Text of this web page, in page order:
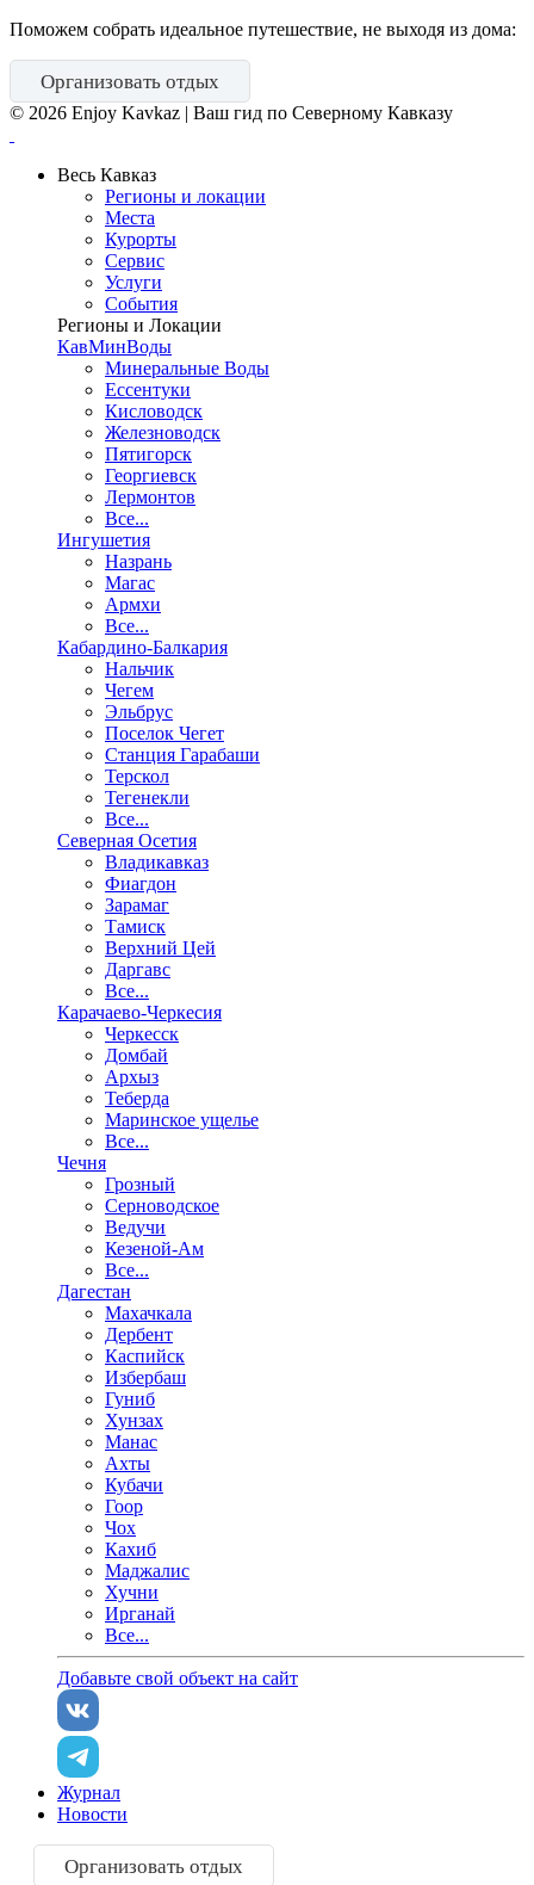
Поможем собрать идеальное путешествие, не выходя из дома:
Организовать отдых
© 2026 Enjoy Kavkaz | Ваш гид по Северному Кавказу
Весь Кавказ
Регионы и локации
Места
Курорты
Сервис
Услуги
События
Регионы и Локации
КавМинВоды
Минеральные Воды
Ессентуки
Кисловодск
Железноводск
Пятигорск
Георгиевск
Лермонтов
Все...
Ингушетия
Назрань
Магас
Армхи
Все...
Кабардино-Балкария
Нальчик
Чегем
Эльбрус
Поселок Чегет
Станция Гарабаши
Терскол
Тегенекли
Все...
Северная Осетия
Владикавказ
Фиагдон
Зарамаг
Тамиск
Верхний Цей
Даргавс
Все...
Карачаево-Черкесия
Черкесск
Домбай
Архыз
Теберда
Маринское ущелье
Все...
Чечня
Грозный
Серноводское
Ведучи
Кезеной-Ам
Все...
Дагестан
Махачкала
Дербент
Каспийск
Избербаш
Гуниб
Хунзах
Манас
Ахты
Кубачи
Гоор
Чох
Кахиб
Маджалис
Хучни
Ирганай
Все...
Добавьте свой объект на сайт
Журнал
Новости
Организовать отдых